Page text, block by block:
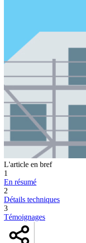
L'article en bref
1
En résumé
2
Détails techniques
3
Témoignages